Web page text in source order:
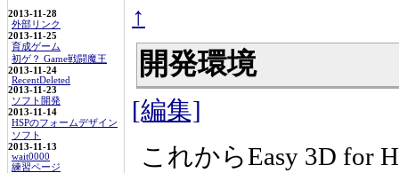
2013-11-28
外部リンク
2013-11-25
育成ゲーム
初ゲ？ Game戦闘魔王
2013-11-24
RecentDeleted
2013-11-23
ソフト開発
2013-11-14
HSPのフォームデザイン
ソフト
2013-11-13
wait0000
練習ページ
↑
開発環境
[編集]
これからEasy 3D for